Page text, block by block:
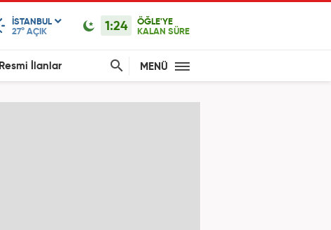
ISTANBUL
27° AÇIK 1:24
ÖĞLE'YE
KALAN SÜRE
Resmi İlanlar MENÜ